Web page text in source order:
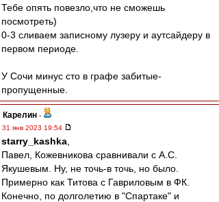
Тебе опять повезло,что не сможешь
посмотреть)
0-3 сливаем записному лузеру и аутсайдеру в
первом периоде.
У Сочи минус сто в графе забитые-
пропущенные.
Карелин -
31 янв 2023 19:54
starry_kashka
Павел, Кожевникова сравнивали с А.С.
Якушевым. Ну, не точь-в точь, но было.
Примерно как Титова с Гавриловым в ФК.
Конечно, по долголетию в "Спартаке" и